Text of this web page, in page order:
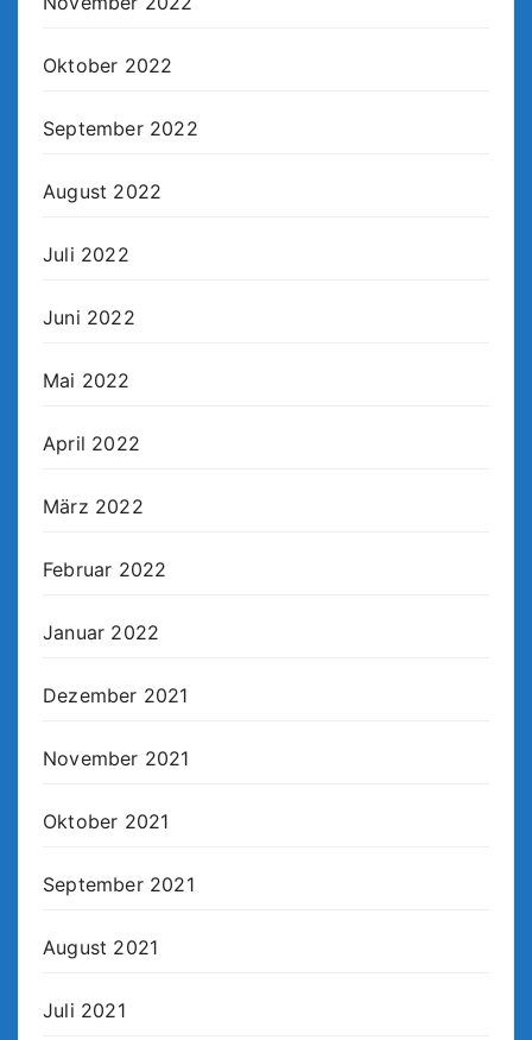
Oktober 2022
September 2022
August 2022
Juli 2022
Juni 2022
Mai 2022
April 2022
März 2022
Februar 2022
Januar 2022
Dezember 2021
November 2021
Oktober 2021
September 2021
August 2021
Juli 2021